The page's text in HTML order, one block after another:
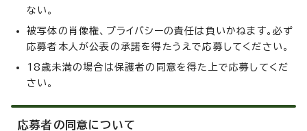
ない。
被写体の肖像権、プライバシーの責任は負いかねます。必ず
応募者本人が公表の承諾を得たうえで応募してください。
18歳未満の場合は保護者の同意を得た上で応募してくだ
さい。
応募者の同意について